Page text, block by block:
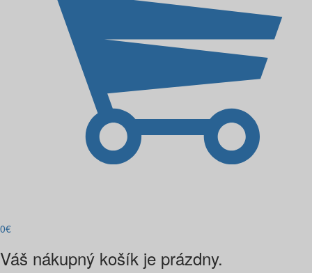
0€
Váš nákupný košík je prázdny.